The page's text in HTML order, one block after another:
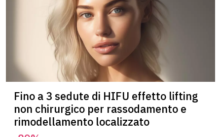
Gio T.
5 su 5
“”
Fino a 3 sedute di HIFU effetto lifting
non chirurgico per rassodamento e
rimodellamento localizzato